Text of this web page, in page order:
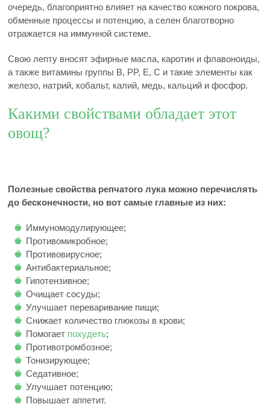
очередь, благоприятно влияет на качество кожного покрова,
обменные процессы и потенцию, а селен благотворно
отражается на иммунной системе.
Свою лепту вносят эфирные масла, каротин и флавоноиды,
а также витамины группы B, PP, E, C и такие элементы как
железо, натрий, кобальт, калий, медь, кальций и фосфор.
Какими свойствами обладает этот
овощ?
Полезные свойства репчатого лука можно перечислять
до бесконечности, но вот самые главные из них:
Иммуномодулирующее;
Противомикробное;
Противовирусное;
Антибактериальное;
Гипотензивное;
Очищает сосуды;
Улучшает переваривание пищи;
Снижает количество глюкозы в крови;
Помогает похудеть;
Противотромбозное;
Тонизирующее;
Седативное;
Улучшает потенцию;
Повышает аппетит.